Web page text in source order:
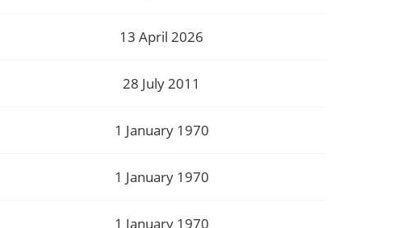
13 April 2026
28 July 2011
1 January 1970
1 January 1970
1 January 1970